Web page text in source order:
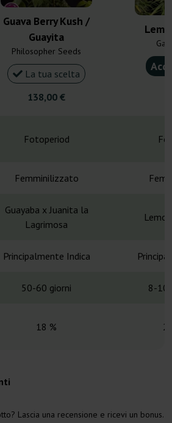
Guava Berry Kush /
Guayita
Philosopher Seeds
La tua scelta
138,00 €
Fotoperiod
Femminilizzato
Guayaba x Juanita la
Lagrimosa
Principalmente Indica
50-60 giorni 8-10
18 %
Lascia una recensione e ricevi un bonus.